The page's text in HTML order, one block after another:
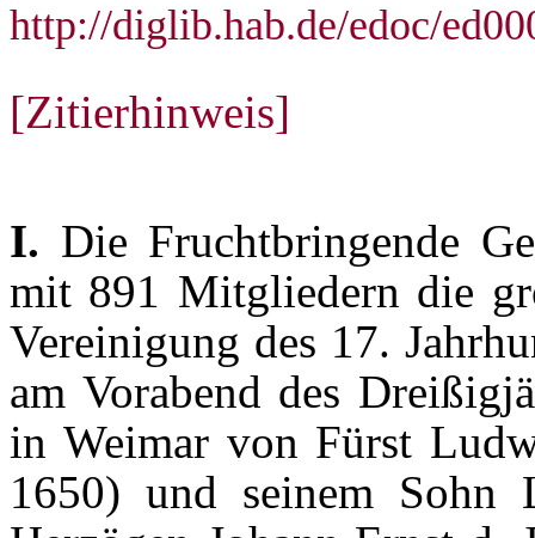
http://diglib.hab.de/edoc/
[Zitierhinweis]
I. Die Fruchtbringende
mit 891 Mitgliedern die
Vereinigung des 17.
am Vorabend des
in Weimar von Fürst
1650) und seinem Sohn